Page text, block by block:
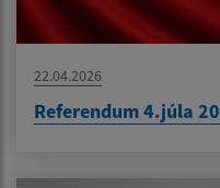
22.04.2026
Referendum 4.júla